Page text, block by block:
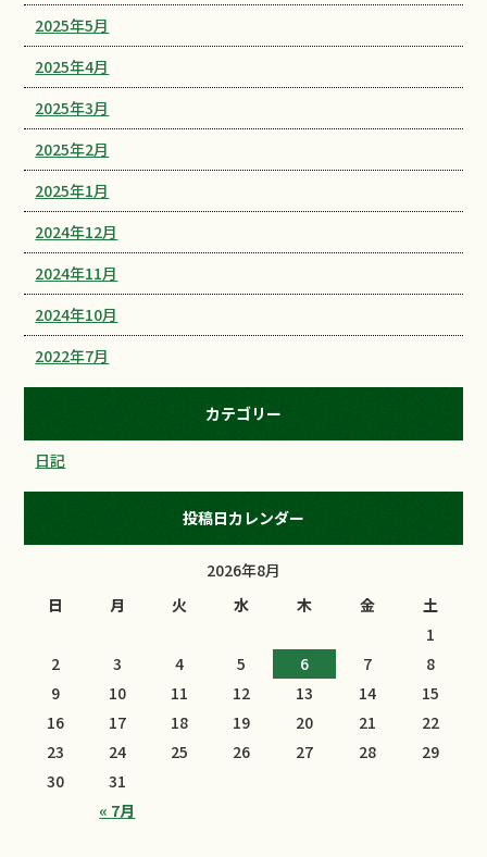
2025年5月
2025年4月
2025年3月
2025年2月
2025年1月
2024年12月
2024年11月
2024年10月
2022年7月
カテゴリー
日記
投稿日カレンダー
2026年8月
日
月 火 水 木 金 土
« 7月
1
2
3 4 5 6 7
8
9
10 11 12 13 14
15
16
17 18 19 20 21
22
23
24 25 26 27 28
29
30
31